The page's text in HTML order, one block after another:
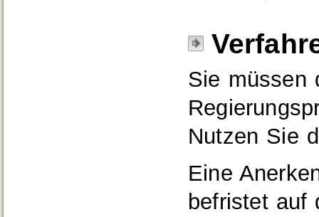
Sie müssen
Nutzen Sie
Eine
befristet auf